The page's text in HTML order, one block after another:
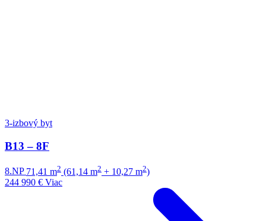
3-izbový byt
B13 – 8F
8.NP 71,41 m2 (61,14 m2 + 10,27 m2)
244 990 € Viac